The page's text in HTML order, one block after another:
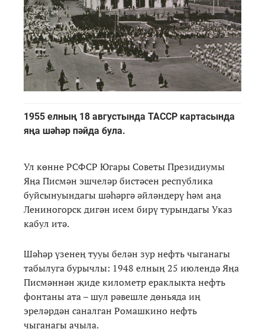
1955 елның 18 августында ТАССР картасында
яңа шәһәр пәйда була.
Ул көнне РСФСР Югары Советы Президиумы
Яңа Писмән эшчеләр бистәсен республика
буйсынуындагы шәһәргә әйләндерү һәм аңа
Лениногорск дигән исем бирү турындагы Указ
кабул итә.
Шәһәр үзенең тууы белән зур нефть чыганагы
табылуга бурычлы: 1948 елның 25 июлендә Яңа
Писмәннән җиде километр ераклыкта нефть
фонтаны ата – шул рәвешле дөньяда иң
эреләрдән саналган Ромашкино нефть
чыганагы ачыла.